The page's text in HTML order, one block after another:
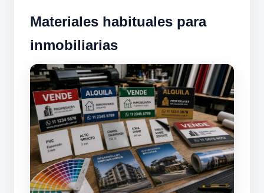
Materiales habituales para
inmobiliarias